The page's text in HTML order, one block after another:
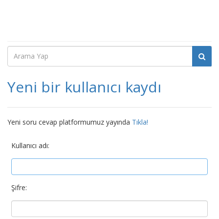
Yeni bir kullanıcı kaydı
Yeni soru cevap platformumuz yayında Tıkla!
Kullanıcı adı:
Şifre: